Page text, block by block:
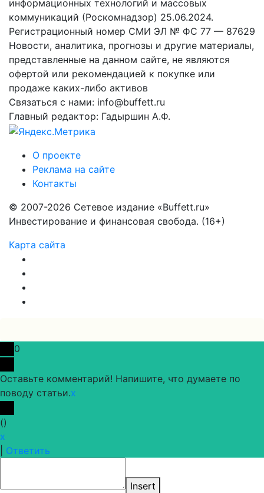
информационных технологий и массовых
коммуникаций (Роскомнадзор) 25.06.2024.
Регистрационный номер СМИ ЭЛ № ФС 77 — 87629
Новости, аналитика, прогнозы и другие материалы,
представленные на данном сайте, не являются
офертой или рекомендацией к покупке или
продаже каких-либо активов
Связаться с нами: info@buffett.ru
Главный редактор: Гадыршин А.Ф.
О проекте
Реклама на сайте
Контакты
© 2007-2026 Сетевое издание «Buffett.ru»
Инвестирование и финансовая свобода. (16+)
Карта сайта
0
Оставьте комментарий! Напишите, что думаете по
поводу статьи.x
()
x
Ответить
Insert